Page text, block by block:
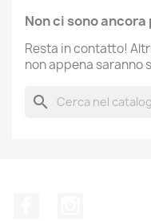
Non ci sono
Resta in contatto!
non appena saranno
search